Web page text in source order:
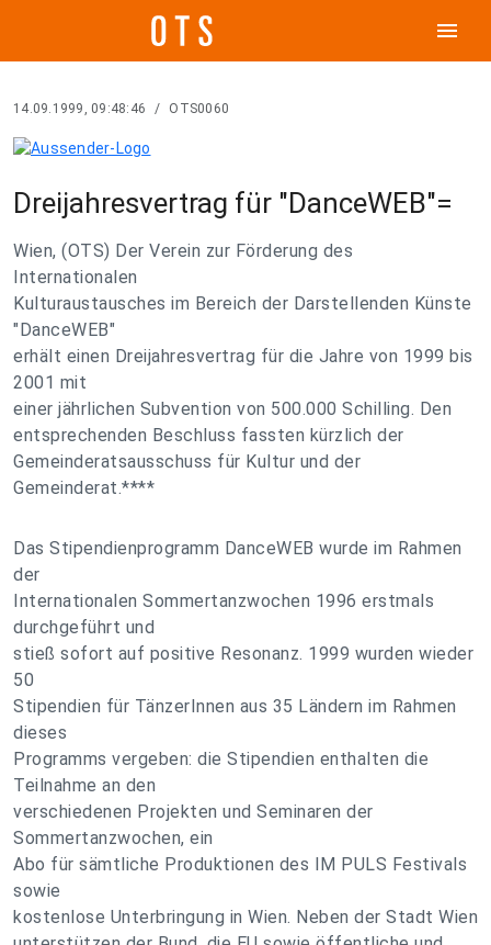
menu
14.09.1999, 09:48:46 / OTS0060
Dreijahresvertrag für "DanceWEB"=
Wien, (OTS) Der Verein zur Förderung des
Internationalen
Kulturaustausches im Bereich der Darstellenden Künste
"DanceWEB"
erhält einen Dreijahresvertrag für die Jahre von 1999 bis
2001 mit
einer jährlichen Subvention von 500.000 Schilling. Den
entsprechenden Beschluss fassten kürzlich der
Gemeinderatsausschuss für Kultur und der
Gemeinderat.****
Das Stipendienprogramm DanceWEB wurde im Rahmen
der
Internationalen Sommertanzwochen 1996 erstmals
durchgeführt und
stieß sofort auf positive Resonanz. 1999 wurden wieder
50
Stipendien für TänzerInnen aus 35 Ländern im Rahmen
dieses
Programms vergeben: die Stipendien enthalten die
Teilnahme an den
verschiedenen Projekten und Seminaren der
Sommertanzwochen, ein
Abo für sämtliche Produktionen des IM PULS Festivals
sowie
kostenlose Unterbringung in Wien. Neben der Stadt Wien